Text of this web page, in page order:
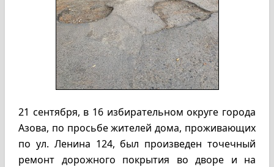
21 сентября, в 16 избирательном округе города
Азова, по просьбе жителей дома, проживающих
по ул. Ленина 124, был произведен точечный
ремонт дорожного покрытия во дворе и на